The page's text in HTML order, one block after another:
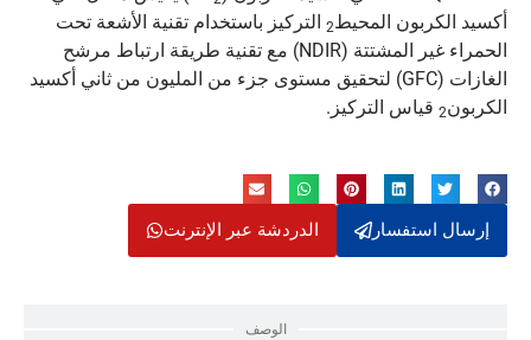
أكسيد الكربون المحيط2 التركيز باستخدام تقنية الأشعة تحت
الحمراء غير المشتتة (NDIR) مع تقنية طريقة ارتباط مرشح
الغازات (GFC) لتحقيق مستوى جزء من المليون من ثاني أكسيد
الكربون2 قياس التركيز.
إرسال استفسار الدردشة عبر الإنترنت
الوصف